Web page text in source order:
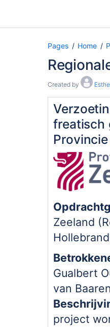
Pages Home
Created by
freatisch
Zeeland
Gualbert
van
project